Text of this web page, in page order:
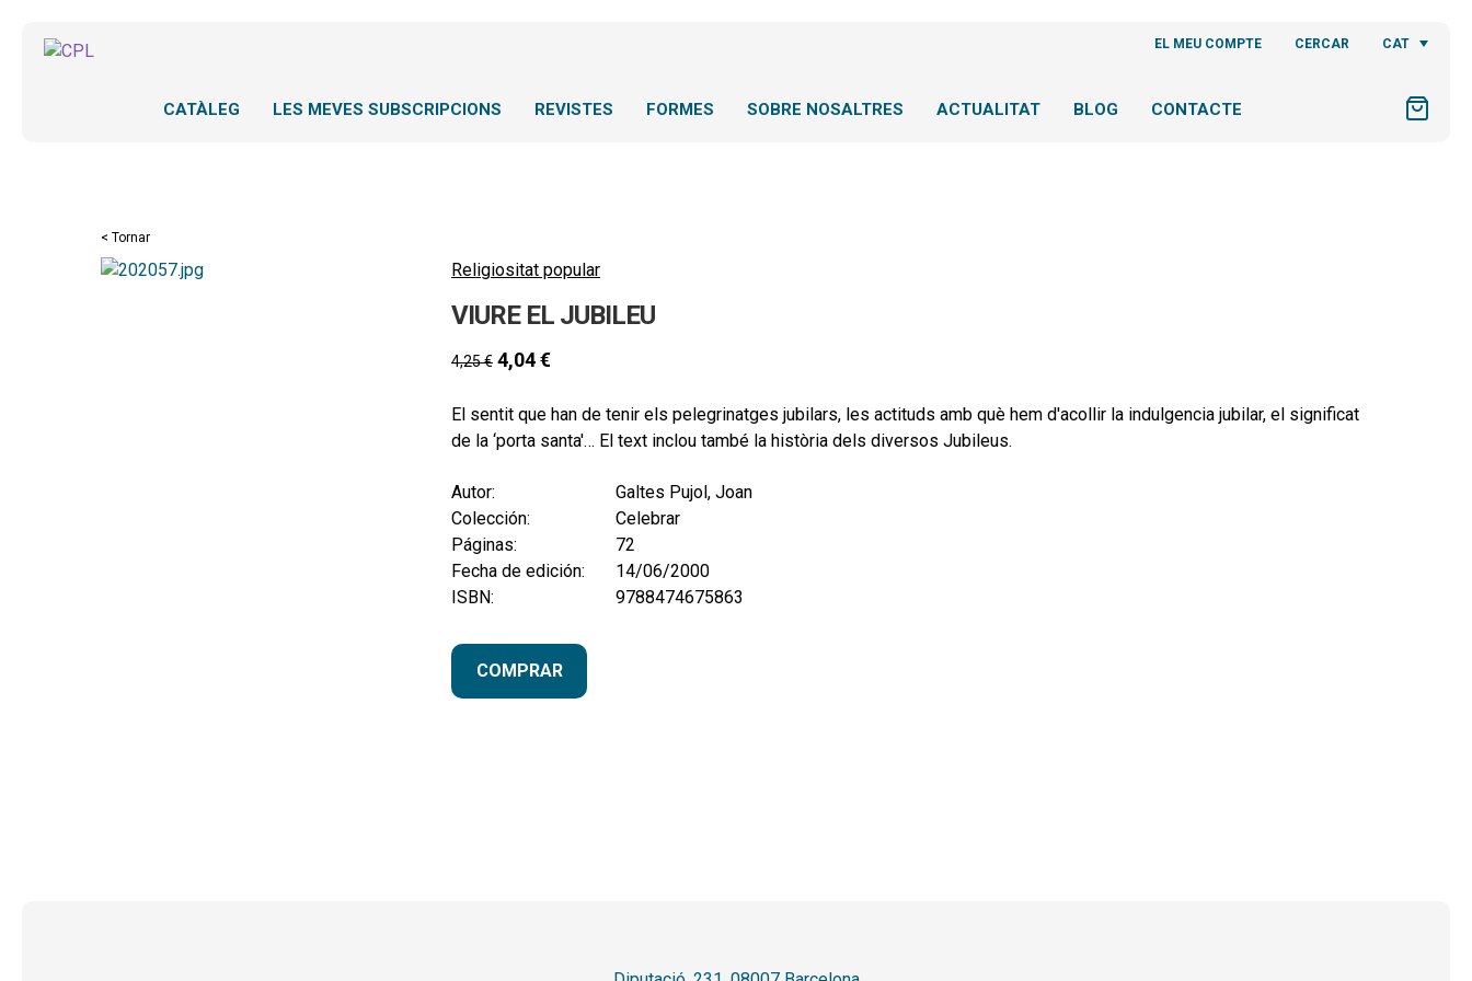
EL MEU COMPTE CERCAR CAT
CATÀLEG LES MEVES SUBSCRIPCIONS REVISTES FORMES SOBRE NOSALTRES ACTUALITAT BLOG CONTACTE
< Tornar
Religiositat popular
VIURE EL JUBILEU
4,25€ 4,04€
El sentit que han de tenir els pelegrinatges jubilars, les actituds amb què hem d'acollir la indulgencia jubilar, el significat
de la ‘porta santa'… El text inclou també la història dels diversos Jubileus.
Autor:
Galtes Pujol, Joan
Colección:
Celebrar
Páginas:
72
Fecha de edición:
14/06/2000
ISBN:
9788474675863
COMPRAR